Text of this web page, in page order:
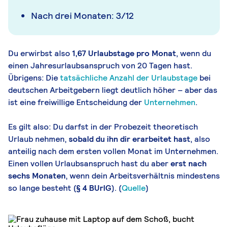
Nach drei Monaten: 3/12
Du erwirbst also 1,67 Urlaubstage pro Monat, wenn du
einen Jahresurlaubsanspruch von 20 Tagen hast.
Übrigens: Dietatsächliche Anzahl der Urlaubstage bei
deutschen Arbeitgebern liegt deutlich höher – aber das
ist eine freiwillige Entscheidung der Unternehmen.
Es gilt also: Du darfst in der Probezeit theoretisch
Urlaub nehmen, sobald du ihn dir erarbeitet hast, also
anteilig nach dem ersten vollen Monat im Unternehmen.
Einen vollen Urlaubsanspruch hast du abererst nach
sechs Monaten, wenn dein Arbeitsverhältnis mindestens
so lange besteht (§ 4 BUrlG). (Quelle)